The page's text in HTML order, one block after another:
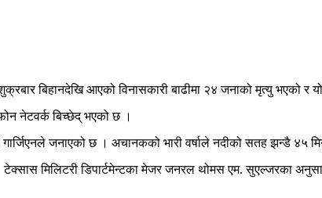
बिहानदेखि आएको विनासकारी बाढीमा २४ जनाको मृत्यु भएको
नेटवर्क बिच्छेद्‌ भएको छ ।
गार्जिएनले जनाएको छ । अचानकको भारी वर्षाले नदीको सतह झन्डै
मिलिटरी डिपार्टमेन्टका मेजर जनरल थोमस एम. सुएल्जरका